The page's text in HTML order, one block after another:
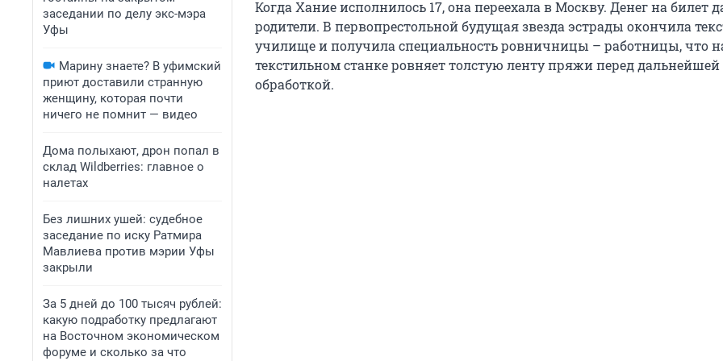
заседании по делу экс-мэра
Уфы
Марину знаете? В уфимский
приют доставили странную
женщину, которая почти
ничего не помнит — видео
Дома полыхают, дрон попал в
склад Wildberries: главное о
налетах
Без лишних ушей: судебное
заседание по иску Ратмира
Мавлиева против мэрии Уфы
закрыли
За 5 дней до 100 тысяч рублей:
какую подработку предлагают
на Восточном экономическом
форуме и сколько за что
Когда Хание исполнилось 17, она переехала в Москву. Денег на билет
родители. В первопрестольной будущая звезда эстрады окончила
училище и получила специальность ровничницы – работницы, что
текстильном станке ровняет толстую ленту пряжи перед дальнейшей
обработкой.